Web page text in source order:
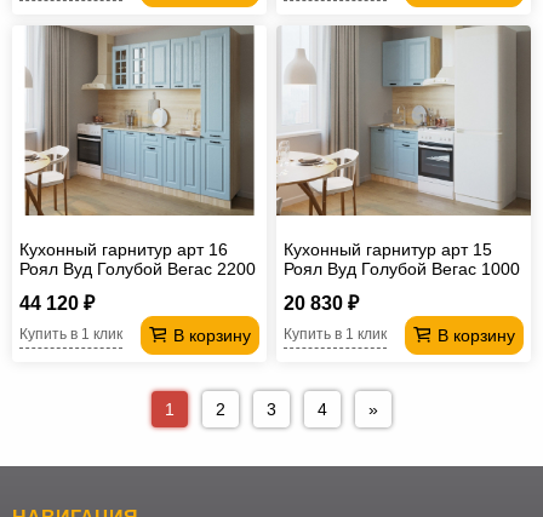
Кухонный гарнитур арт 16
Роял Вуд Голубой Вегас 2200
44 120 ₽
В корзину
Купить в 1 клик
Кухонный гарнитур арт 15
Роял Вуд Голубой Вегас 1000
20 830 ₽
В корзину
Купить в 1 клик
1 2 3 4 »